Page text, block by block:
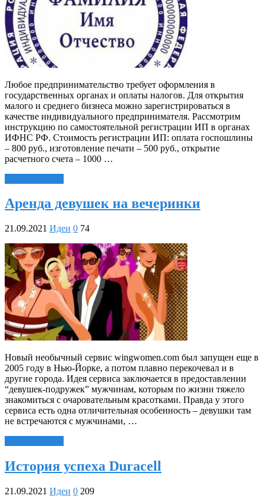
Любое предпринимательство требует оформления в
государственных органах и оплаты налогов. Для открытия
малого и среднего бизнеса можно зарегистрироваться в
качестве индивидуального предпринимателя. Рассмотрим
инструкцию по самостоятельной регистрации ИП в органах
ИФНС РФ. Стоимость регистрации ИП: оплата госпошлины
– 800 руб., изготовление печати – 500 руб., открытие
расчетного счета – 1000 …
Аренда девушек на вечеринки
21.09.2021 Идеи 0 74
Новый необычный сервис wingwomen.com был запущен еще в
2005 году в Нью-Йорке, а потом плавно перекочевал и в
другие города. Идея сервиса заключается в предоставлении
“девушек-подружек” мужчинам, которым по жизни тяжело
знакомиться с очаровательным красотками. Правда у этого
сервиса есть одна отличительная особенность – девушки там
не встречаются с мужчинами, …
История успеха Duracell
21.09.2021 Идеи 0 209